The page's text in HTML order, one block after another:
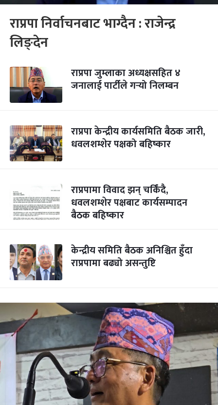
राप्रपा निर्वाचनबाट भाग्दैन : राजेन्द्र
लिङ्देन
राप्रपा जुम्लाका अध्यक्षसहित ४
जनालाई पार्टीले गर्‍यो निलम्बन
राप्रपा केन्द्रीय कार्यसमिति बैठक जारी,
धवलशम्शेर पक्षको बहिष्कार
राप्रपामा विवाद झन् चर्किंदै,
धवलशम्शेर पक्षबाट कार्यसम्पादन
बैठक बहिष्कार
केन्द्रीय समिति बैठक अनिश्चित हुँदा
राप्रपामा बढ्यो असन्तुष्टि